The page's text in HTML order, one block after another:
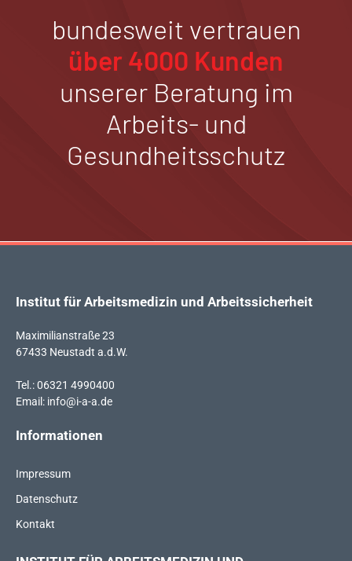
bundesweit vertrauen
über 4000 Kunden
unserer Beratung im
Arbeits- und
Gesundheitsschutz
Institut für Arbeitsmedizin und Arbeitssicherheit
Maximilianstraße 23
67433 Neustadt a.d.W.
Tel.: 06321 4990400
Email: info@i-a-a.de
Informationen
Impressum
Datenschutz
Kontakt